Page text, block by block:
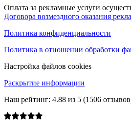
Оплата за рекламные услуги
Договора возмездного оказания
Политика конфиденциальности
Политика в отношении обработки
Настройка файлов cookies
Раскрытие информации
Наш рейтинг: 4.88 из 5 (1506